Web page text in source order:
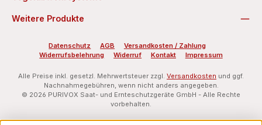
Weitere Produkte
Datenschutz AGB
Versandkosten / Zahlung
Widerrufsbelehrung
Widerruf Kontakt Impressum
Alle Preise inkl. gesetzl. Mehrwertsteuer zzgl. Versandkosten und ggf.
Nachnahmegebühren, wenn nicht anders angegeben.
© 2026 PURIVOX Saat- und Ernteschutzgeräte GmbH - Alle Rechte
vorbehalten.